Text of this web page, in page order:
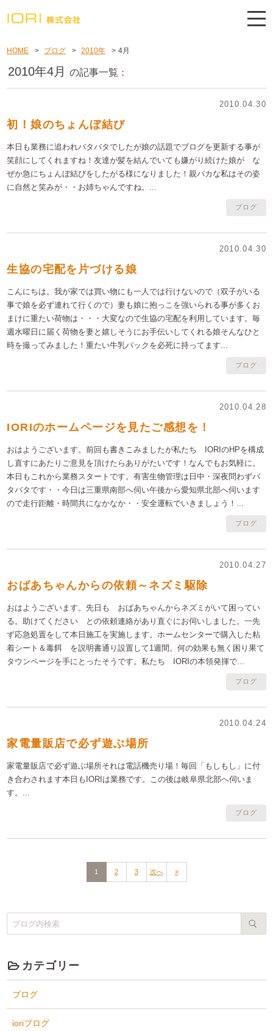
HOME > ブログ > 2010年 > 4月
2010年4月 の記事一覧
2010.04.30
初！娘のちょんぼ結び
本日も業務に追われバタバタでしたが娘の話題でブログを更新する事が
笑顔にしてくれますね！友達が髪を結んでいても嫌がり続けた娘が な
ぜか急にちょんぼ結びをしたがる様になりました！親バカな私はその姿
に自然と笑みが・・お姉ちゃんですね。...
ブログ
2010.04.30
生協の宅配を片づける娘
こんにちは。我が家では買い物にも一人では行けないので（双子がいる
事で娘を必ず連れて行くので）妻も娘に抱っこを強いられる事が多くお
まけに重たい荷物は・・・大変なので生協の宅配を利用しています。毎
週水曜日に届く荷物を妻と嬉しそうにお手伝いしてくれる娘そんなひと
時を撮ってみました！重たい牛乳パックを必死に持ってます...
ブログ
2010.04.28
IORIのホームページを見たご感想を！
おはようございます。前回も書きこみましたが私たち IORIのHPを構成
し直すにあたりご意見を頂けたらありがたいです！なんでもお気軽に。
本日もこれから業務スタートです。有害生物管理は日中・深夜問わずバ
タバタです・・今日は三重県南部へ伺い午後から愛知県北部へ伺います
ので走行距離・時間共になかなか・・安全運転でいきましょう！...
ブログ
2010.04.27
おばあちゃんからの依頼～ネズミ駆除
おはようございます。先日も おばあちゃんからネズミがいて困ってい
る。助けてください との依頼連絡があり直ぐにお伺いしました。一先
ず応急処置をして本日施工を実施します。ホームセンターで購入した粘
着シート＆毒餌 を説明書通り設置して1週間。何の効果も無く困り果て
タウンページを手にとったそうです。私たち IORIの本領発揮で...
ブログ
2010.04.24
家電量販店で必ず遊ぶ場所
家電量販店で必ず遊ぶ場所それは電話機売り場！毎回「もしもし」に付
き合わされます本日もIORIは業務です。この後は岐阜県北部へ伺いま
す。...
ブログ
1 2 3 次へ »
カテゴリー
ブログ
ioriブログ